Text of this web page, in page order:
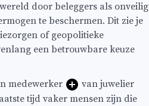
door beleggers als onveilig
te beschermen. Dit zie je
of geopolitieke
een betrouwbare keuze
medewerker
van juwelier
tijd vaker mensen zijn die